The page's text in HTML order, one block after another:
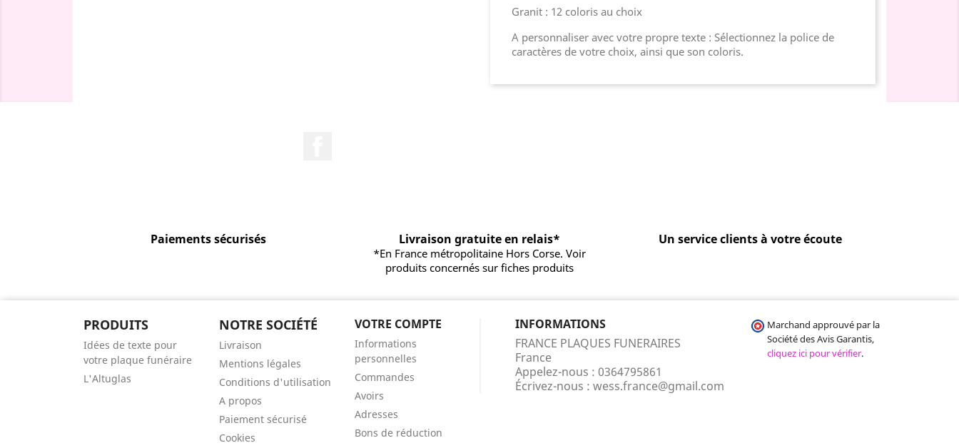
Granit : 12 coloris au choix
A personnaliser avec votre propre texte : Sélectionnez la police de
caractères de votre choix, ainsi que son coloris.
Paiements sécurisés Livraison gratuite en relais*
*En France métropolitaine Hors Corse. Voir
produits concernés sur fiches produits
Un service clients à votre écoute
PRODUITS
Idées de texte pour
votre plaque funéraire
L'Altuglas
NOTRE SOCIÉTÉ
Livraison
Mentions légales
Conditions d'utilisation
A propos
Paiement sécurisé
Cookies
VOTRE COMPTE
Informations
personnelles
Commandes
Avoirs
Adresses
Bons de réduction
INFORMATIONS
FRANCE PLAQUES FUNERAIRES
France
Appelez-nous : 0364795861
Écrivez-nous : wess.france@gmail.com
Marchand approuvé par la
Société des Avis Garantis,
cliquez ici pour vérifier.